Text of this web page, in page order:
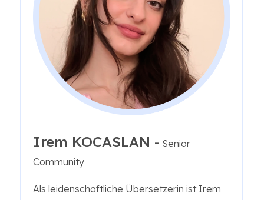
Irem KOCASLAN - Senior
Community
Als leidenschaftliche Übersetzerin ist Irem